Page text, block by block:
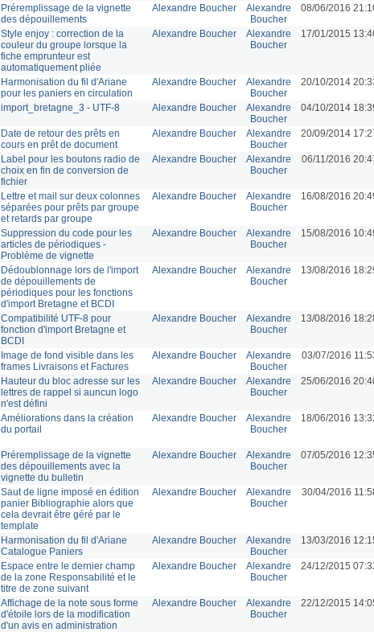
Préremplissage de la vignette
des dépouillements
Alexandre Boucher
Alexandre
Boucher
08/06/2016
Style enjoy : correction de la
couleur du groupe lorsque la
fiche emprunteur est
automatiquement pliée
Alexandre Boucher
Alexandre
Boucher
17/01/2015
Harmonisation du fil d'Ariane
pour les paniers en circulation
Alexandre Boucher
Alexandre
Boucher
20/10/2014
import_bretagne_3 - UTF-8 Alexandre Boucher
Alexandre
Boucher
04/10/2014
Date de retour des prêts en
cours en prêt de document
Alexandre Boucher
Alexandre
Boucher
20/09/2014
Label pour les boutons radio de
choix en fin de conversion de
fichier
Alexandre Boucher
Alexandre
Boucher
06/11/2016
Lettre et mail sur deux colonnes
séparées pour prêts par groupe
et retards par groupe
Alexandre Boucher
Alexandre
Boucher
16/08/2016
Suppression du code pour les
articles de périodiques -
Problème de vignette
Alexandre Boucher
Alexandre
Boucher
15/08/2016
Dédoublonnage lors de l'import
de dépouillements de
périodiques pour les fonctions
d'import Bretagne et BCDI
Alexandre Boucher
Alexandre
Boucher
13/08/2016
Compatibilité UTF-8 pour
fonction d'import Bretagne et
BCDI
Alexandre Boucher
Alexandre
Boucher
13/08/2016
Image de fond visible dans les
frames Livraisons et Factures
Alexandre Boucher
Alexandre
Boucher
03/07/2016
Hauteur du bloc adresse sur les
lettres de rappel si auncun logo
n'est défini
Alexandre Boucher
Alexandre
Boucher
25/06/2016
Améliorations dans la création
du portail
Alexandre Boucher
Alexandre
Boucher
18/06/2016
Préremplissage de la vignette
des dépouillements avec la
vignette du bulletin
Alexandre Boucher
Alexandre
Boucher
07/05/2016
Saut de ligne imposé en édition
panier Bibliographie alors que
cela devrait être géré par le
template
Alexandre Boucher
Alexandre
Boucher
30/04/2016
Harmonisation du fil d'Ariane
Catalogue Paniers
Alexandre Boucher
Alexandre
Boucher
13/03/2016
Espace entre le dernier champ
de la zone Responsabilité et le
titre de zone suivant
Alexandre Boucher
Alexandre
Boucher
24/12/2015
Affichage de la note sous forme
d'étoile lors de la modification
d'un avis en administration
Alexandre Boucher
Alexandre
Boucher
22/12/2015